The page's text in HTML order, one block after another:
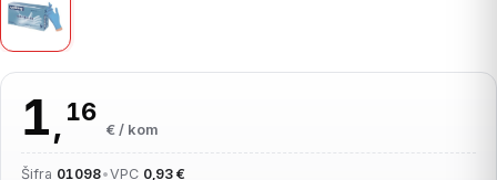
1, 16
€ / kom
Šifra 01098•VPC 0,93 €